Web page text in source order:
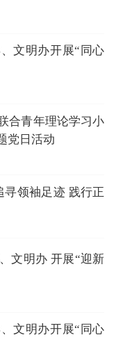
文明办开展“同心
合青年理论学习小
党日活动
寻领袖足迹 践行正
文明办 开展“迎新
文明办开展“同心